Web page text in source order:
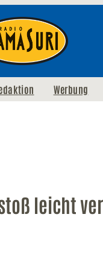
Werbung
leicht